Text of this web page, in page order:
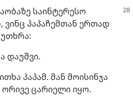
საინტერესო
ვინც პაპაჩემთან ერთად
დაუშვი.
პაპამ. მან მოისინჯა
ცარიელი იყო.